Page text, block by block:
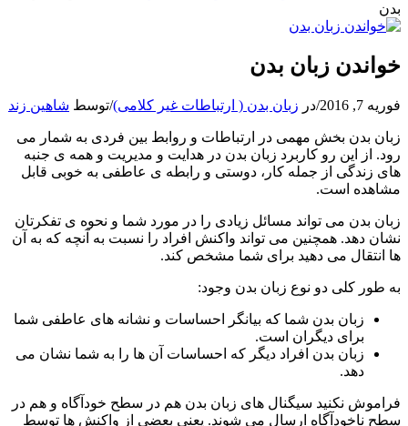
بدن
خواندن زبان بدن
فوریه 7, 2016 /در زبان بدن ( ارتباطات غیر کلامی)/توسط شاهین زند
زبان بدن بخش مهمی در ارتباطات و روابط بین فردی به شمار می
رود. از این رو کاربرد زبان بدن در هدایت و مدیریت و همه ی جنبه
های زندگی از جمله کار، دوستی و رابطه ی عاطفی به خوبی قابل
مشاهده است.
زبان بدن می تواند مسائل زیادی را در مورد شما و نحوه ی تفکرتان
نشان دهد. همچنین می تواند واکنش افراد را نسبت به آنچه که به آن
ها انتقال می دهید برای شما مشخص کند.
به طور کلی دو نوع زبان بدن وجود:
زبان بدن شما که بیانگر احساسات و نشانه های عاطفی شما
برای دیگران است.
زبان بدن افراد دیگر که احساسات آن ها را به شما نشان می
دهد.
فراموش نکنید سیگنال های زبان بدن هم در سطح خودآگاه و هم در
سطح ناخودآگاه ارسال می شوند. یعنی بعضی از واکنش ها توسط